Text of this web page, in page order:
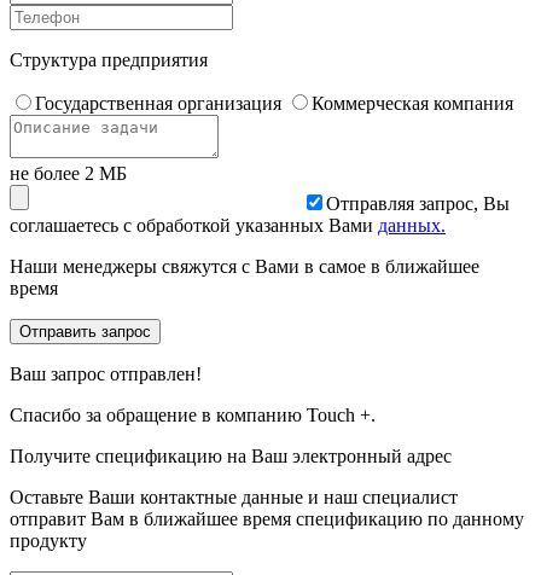
Структура предприятия
Государственная организация Коммерческая компания
не более 2 МБ
Отправляя запрос, Вы
соглашаетесь с обработкой указанных Вами данных.
Наши менеджеры свяжутся с Вами в самое в ближайшее
время
Отправить запрос
Ваш запрос отправлен!
Спасибо за обращение в компанию Touch +.
Получите спецификацию на Ваш электронный адрес
Оставьте Ваши контактные данные и наш специалист
отправит Вам в ближайшее время спецификацию по данному
продукту